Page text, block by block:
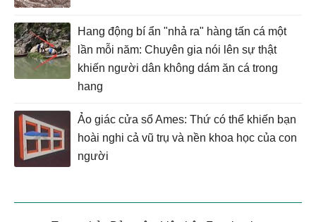
Hang động bí ẩn "nhả ra" hàng tấn cá một
lần mỗi năm: Chuyên gia nói lên sự thật
khiến người dân không dám ăn cá trong
hang
Ảo giác cửa sổ Ames: Thứ có thể khiến bạn
hoài nghi cả vũ trụ và nền khoa học của con
người